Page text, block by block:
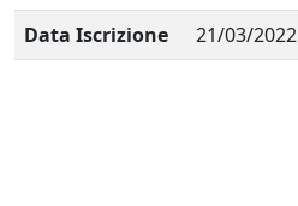
Data Iscrizione
21/03/2022